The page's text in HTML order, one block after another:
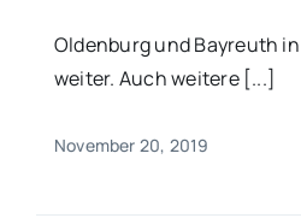
Oldenburg und Bayreuth
weiter. Auch weitere [...]
November 20, 2019